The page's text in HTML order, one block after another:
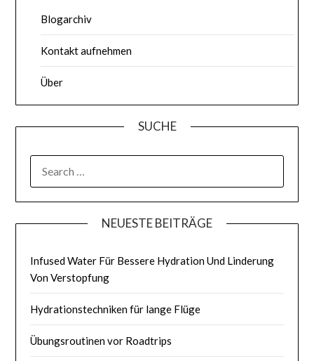
Blogarchiv
Kontakt aufnehmen
Über
SUCHE
FOR:
NEUESTE BEITRÄGE
Infused Water Für Bessere Hydration Und Linderung
Von Verstopfung
Hydrationstechniken für lange Flüge
Übungsroutinen vor Roadtrips